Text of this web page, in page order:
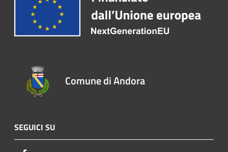
Comune di Andora
SEGUICI SU